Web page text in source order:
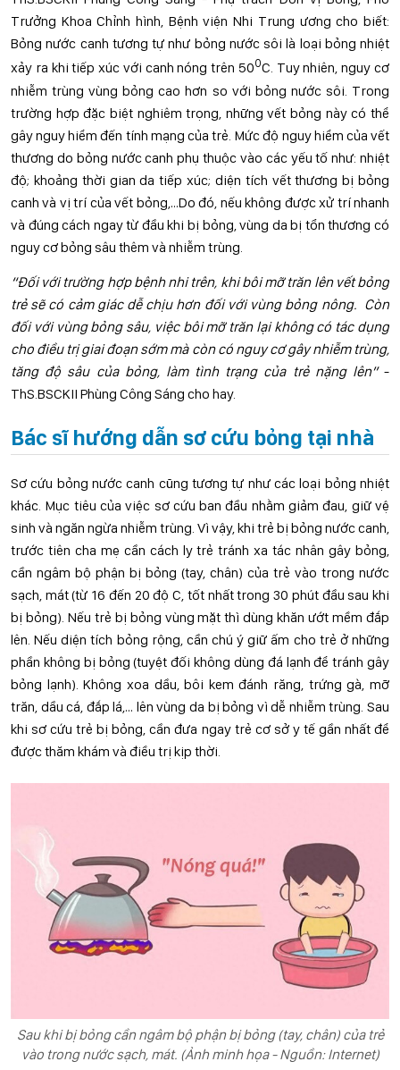
Trưởng Khoa Chỉnh hình, Bệnh viện Nhi Trung ương cho biết:
Bỏng nước canh tương tự như bỏng nước sôi là loại bỏng nhiệt
xảy ra khi tiếp xúc với canh nóng trên 500C. Tuy nhiên, nguy cơ
nhiễm trùng vùng bỏng cao hơn so với bỏng nước sôi. Trong
trường hợp đặc biệt nghiêm trọng, những vết bỏng này có thể
gây nguy hiểm đến tính mạng của trẻ. Mức độ nguy hiểm của vết
thương do bỏng nước canh phụ thuộc vào các yếu tố như: nhiệt
độ; khoảng thời gian da tiếp xúc; diện tích vết thương bị bỏng
canh và vị trí của vết bỏng,…Do đó, nếu không được xử trí nhanh
và đúng cách ngay từ đầu khi bị bỏng, vùng da bị tổn thương có
nguy cơ bỏng sâu thêm và nhiễm trùng.
“Đối với trường hợp bệnh nhi trên, khi bôi mỡ trăn lên vết bỏng
trẻ sẽ có cảm giác dễ chịu hơn đối với vùng bỏng nông. Còn
đối với vùng bỏng sâu, việc bôi mỡ trăn lại không có tác dụng
cho điều trị giai đoạn sớm mà còn có nguy cơ gây nhiễm trùng,
tăng độ sâu của bỏng, làm tình trạng của trẻ nặng lên”-
ThS.BSCKII Phùng Công Sáng cho hay.
Bác sĩ hướng dẫn sơ cứu bỏng tại nhà
Sơ cứu bỏng nước canh cũng tương tự như các loại bỏng nhiệt
khác. Mục tiêu của việc sơ cứu ban đầu nhằm giảm đau, giữ vệ
sinh và ngăn ngừa nhiễm trùng. Vì vậy, khi trẻ bị bỏng nước canh,
trước tiên cha mẹ cần cách ly trẻ tránh xa tác nhân gây bỏng,
cần ngâm bộ phận bị bỏng (tay, chân) của trẻ vào trong nước
sạch, mát (từ 16 đến 20 độ C, tốt nhất trong 30 phút đầu sau khi
bị bỏng). Nếu trẻ bị bỏng vùng mặt thì dùng khăn ướt mềm đắp
lên. Nếu diện tích bỏng rộng, cần chú ý giữ ấm cho trẻ ở những
phần không bị bỏng (tuyệt đối không dùng đá lạnh để tránh gây
bỏng lạnh). Không xoa dầu, bôi kem đánh răng, trứng gà, mỡ
trăn, dầu cá, đắp lá,… lên vùng da bị bỏng vì dễ nhiễm trùng. Sau
khi sơ cứu trẻ bị bỏng, cần đưa ngay trẻ cơ sở y tế gần nhất để
được thăm khám và điều trị kịp thời.
Sau khi bị bỏng cần ngâm bộ phận bị bỏng (tay, chân) của trẻ
vào trong nước sạch, mát. (Ảnh minh họa - Nguồn: Internet)